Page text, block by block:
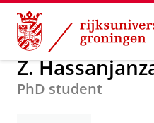
Skip
Content
Skip
Navigation
Over ons Z.
Z.
PhD student